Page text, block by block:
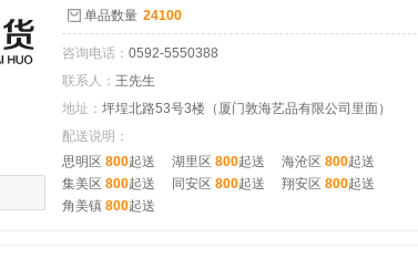
单品数量 24100
咨询电话： 0592-5550388
联系人： 王先生
地址： 坪埕北路53号3楼（厦门敦海艺品有限公司里面）
配送说明：
思明区 800起送 湖里区 800起送 海沧区 800起送
集美区 800起送 同安区 800起送 翔安区 800起送
角美镇 800起送